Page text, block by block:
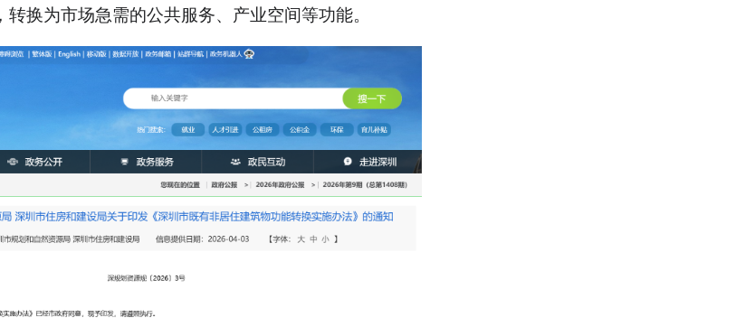
换为市场急需的公共服务、产业空间等功能。